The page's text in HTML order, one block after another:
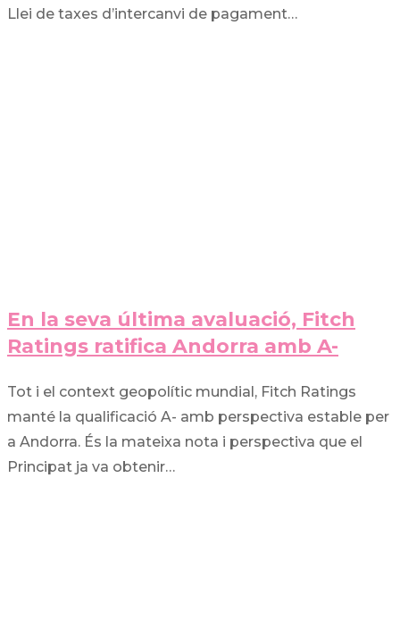
Llei de taxes d’intercanvi de pagament…
En la seva última avaluació, Fitch
Ratings ratifica Andorra amb A-
Tot i el context geopolític mundial, Fitch Ratings
manté la qualificació A- amb perspectiva estable per
a Andorra. És la mateixa nota i perspectiva que el
Principat ja va obtenir…